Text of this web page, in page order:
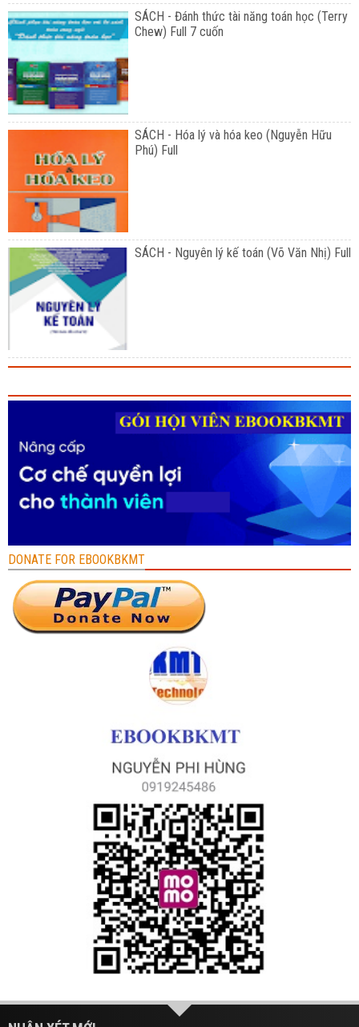
SÁCH - Đánh thức tài năng toán học (Terry
Chew) Full 7 cuốn
SÁCH - Hóa lý và hóa keo (Nguyễn Hữu
Phú) Full
SÁCH - Nguyên lý kế toán (Võ Văn Nhị) Full
DONATE FOR EBOOKBKMT